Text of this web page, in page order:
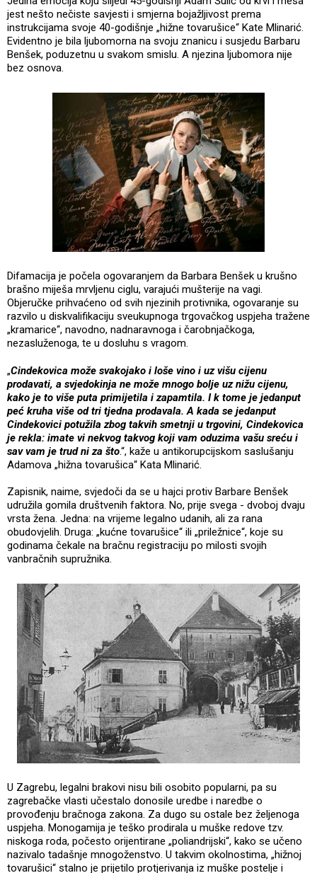
jest nešto nečiste savjesti i smjerna bojažljivost prema
instrukcijama svoje 40-godišnje „hižne tovarušice“ Kate Mlinarić.
Evidentno je bila ljubomorna na svoju znanicu i susjedu Barbaru
Benšek, poduzetnu u svakom smislu. A njezina ljubomora nije
bez osnova.
Difamacija je počela ogovaranjem da Barbara Benšek u krušno
brašno miješa mrvljenu ciglu, varajući mušterije na vagi.
Objeručke prihvaćeno od svih njezinih protivnika, ogovaranje su
razvilo u diskvalifikaciju sveukupnoga trgovačkog uspjeha tražene
„kramarice“, navodno, nadnaravnoga i čarobnjačkoga,
nezasluženoga, te u dosluhu s vragom.
„Cindekovica može svakojako i loše vino i uz višu cijenu
prodavati, a svjedokinja ne može mnogo bolje uz nižu cijenu,
kako je to više puta primijetila i zapamtila. I k tome je jedanput
peć kruha više od tri tjedna prodavala. A kada se jedanput
Cindekovici potužila zbog takvih smetnji u trgovini, Cindekovica
je rekla: imate vi nekvog takvog koji vam oduzima vašu sreću i
sav vam je trud ni za što.“, kaže u antikorupcijskom saslušanju
Adamova „hižna tovarušica“ Kata Mlinarić.
Zapisnik, naime, svjedoči da se u hajci protiv Barbare Benšek
udružila gomila društvenih faktora. No, prije svega - dvoboj dvaju
vrsta žena. Jedna: na vrijeme legalno udanih, ali za rana
obudovjelih. Druga: „kućne tovarušice“ ili „priležnice“, koje su
godinama čekale na bračnu registraciju po milosti svojih
vanbračnih supružnika.
U Zagrebu, legalni brakovi nisu bili osobito popularni, pa su
zagrebačke vlasti učestalo donosile uredbe i naredbe o
provođenju bračnoga zakona. Za dugo su ostale bez željenoga
uspjeha. Monogamija je teško prodirala u muške redove tzv.
niskoga roda, počesto orijentirane „poliandrijski“, kako se učeno
nazivalo tadašnje mnogoženstvo. U takvim okolnostima, „hižnoj
tovarušici“ stalno je prijetilo protjerivanja iz muške postelje i